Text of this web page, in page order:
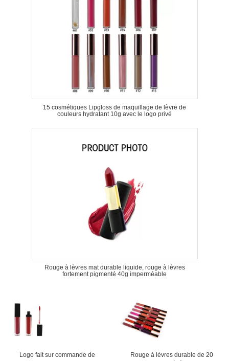
15 cosmétiques Lipgloss de maquillage de lèvre de
couleurs hydratant 10g avec le logo privé
Rouge à lèvres mat durable liquide, rouge à lèvres
fortement pigmenté 40g imperméable
Logo fait sur commande de
Rouge à lèvres durable de 20